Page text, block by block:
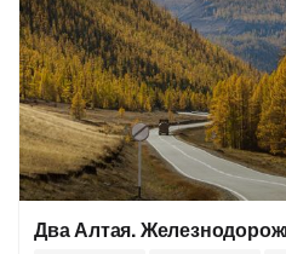
Два Алтая.